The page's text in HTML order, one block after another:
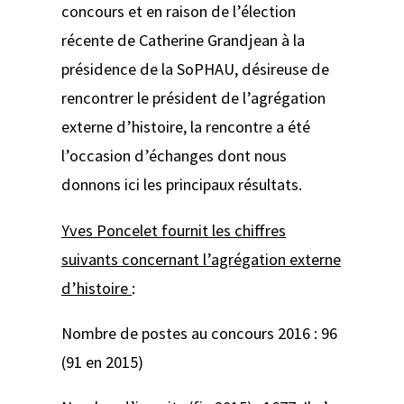
concours et en raison de l’élection
récente de Catherine Grandjean à la
présidence de la SoPHAU, désireuse de
rencontrer le président de l’agrégation
externe d’histoire, la rencontre a été
l’occasion d’échanges dont nous
donnons ici les principaux résultats.
Yves Poncelet fournit les chiffres
suivants concernant l’agrégation externe
d’histoire :
Nombre de postes au concours 2016 : 96
(91 en 2015)